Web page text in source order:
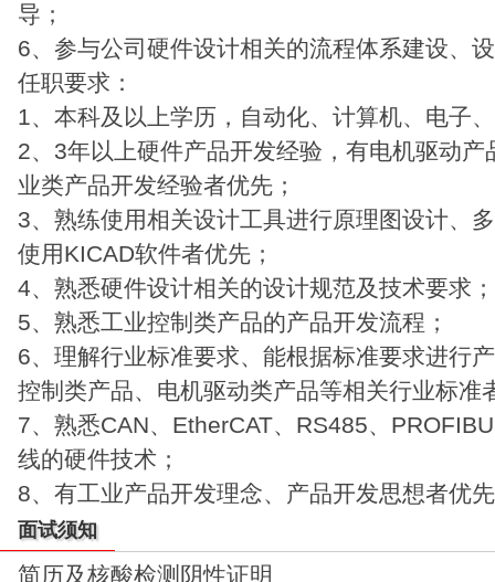
导；
6、参与公司硬件设计相关的流程体系建设、
任职要求：
1、本科及以上学历，自动化、计算机、电子
2、3年以上硬件产品开发经验，有电机驱动
业类产品开发经验者优先；
3、熟练使用相关设计工具进行原理图设计、
使用KICAD软件者优先；
4、熟悉硬件设计相关的设计规范及技术要求；
5、熟悉工业控制类产品的产品开发流程；
6、理解行业标准要求、能根据标准要求进行
控制类产品、电机驱动类产品等相关行业标准
7、熟悉CAN、EtherCAT、RS485、
线的硬件技术；
8、有工业产品开发理念、产品开发思想者优
面试须知
简历及核酸检测阴性证明